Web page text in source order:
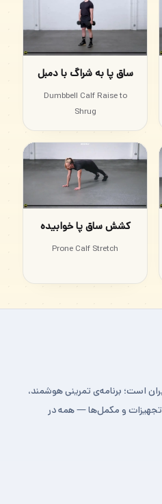
ساق پا به شراگ با دمبل
Dumbbell Calf Raise to
Shrug
کشش ساق پا خوابیده
Prone Calf Stretch
است؛ برنامه‌ی تمرینی هوشمند،
تجهیزات و مکمل‌ها — همه در